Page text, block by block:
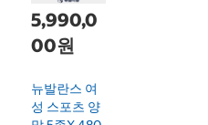
5,990,0
00원
뉴발란스 여
성 스포츠 양